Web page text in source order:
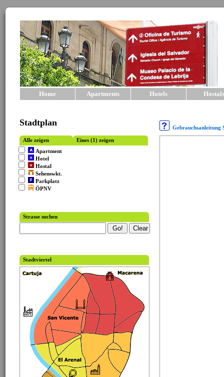
Home Apartments Hotels Hostals
Stadtplan
Gebrauchsanleitung
Alle zeigen
Eines (1) zeigen
Apartment
Hotel
Hostal
Sehenswkt.
Parkplatz
ÖPNV
Strasse suchen
Stadtviertel